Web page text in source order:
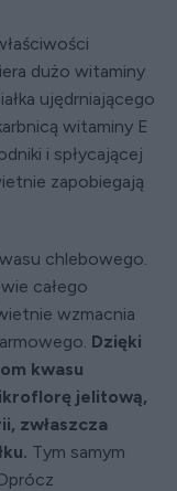
dużo witaminy
ujędrniającego
witaminy E
i spłycającej
zapobiegają
chlebowego.
całego
wzmacnia
Dzięki
kwasu
jelitową,
zwłaszcza
Tym samym